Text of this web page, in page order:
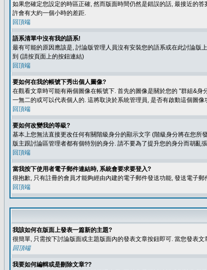
如果您確定您設定的時區正確, 然而版面時間仍然是錯誤的話, 最接近的
許會有大約一個小時的差距.
回頂端
語系清單中沒有我的語系!
最有可能的原因應該是, 討論版管理人員沒有安裝您的語系或在此討論
到 (請按頁面上的按鈕連結)
回頂端
要如何在我的帳號下秀出個人圖像?
在觀看文章時可能有兩個圖像在帳號下. 首先的圖像是關於您的 "群組&
一無二的或可以代表個人的. 這將取決於系統管理員, 是否有啟動這個圖
回頂端
要如何改變我的等級?
基本上您無法直接更改任何有關階級身分的顯示文字 (階級身分將在您
版主跟討論區管理者都有個特別的身分. 請不要為了提升您的身分而胡
回頂端
當我按下使用者電子郵件連結時, 系統會要求要登入?
很抱歉, 只有註冊的會員才能夠經由內建的電子郵件發送功能, 發送電子
回頂端
我該如何在版面上發表一篇新的主題?
很簡單, 只需按下討論版面或主題版面內的發表文章按鈕即可. 當您發表
回頂端
我要如何編輯或是刪除文章??